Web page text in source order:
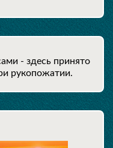
- здесь принято
рукопожатии.